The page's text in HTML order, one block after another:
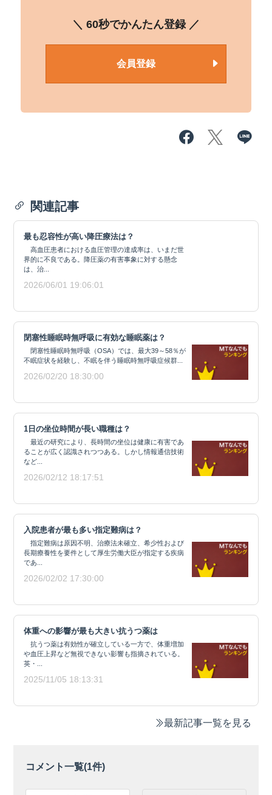
＼ 60秒でかんたん登録 ／
会員登録
関連記事
最も忍容性が高い降圧療法は？
高血圧患者における血圧管理の達成率は、いまだ世
界的に不良である。降圧薬の有害事象に対する懸念
は、治...
2026/06/01 19:06:01
閉塞性睡眠時無呼吸に有効な睡眠薬は？
閉塞性睡眠時無呼吸（OSA）では、最大39～58％が
不眠症状を経験し、不眠を伴う睡眠時無呼吸症候群...
2026/02/20 18:30:00
1日の坐位時間が長い職種は？
最近の研究により、長時間の坐位は健康に有害であ
ることが広く認識されつつある。しかし情報通信技術
など...
2026/02/12 18:17:51
入院患者が最も多い指定難病は？
指定難病は原因不明、治療法未確立、希少性および
長期療養性を要件として厚生労働大臣が指定する疾病
であ...
2026/02/02 17:30:00
体重への影響が最も大きい抗うつ薬は
抗うつ薬は有効性が確立している一方で、体重増加
や血圧上昇など無視できない影響も指摘されている。
英・...
2025/11/05 18:13:31
最新記事一覧を見る
コメント一覧(1件)